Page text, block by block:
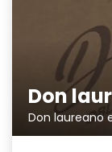
Don
Don laureano